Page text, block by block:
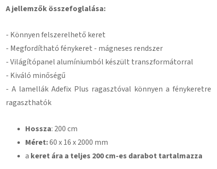
A jellemzők összefoglalása:
- Könnyen felszerelhető keret
- Megfordítható fénykeret - mágneses rendszer
- Világítópanel alumíniumból készült transzformátorral
- Kiváló minőségű
- A lamellák Adefix Plus ragasztóval könnyen a fénykeretre
ragaszthatók
Hossza: 200 cm
Méret:60x 16 x 2000 mm
a keret ára a teljes 200 cm-es darabot tartalmazza